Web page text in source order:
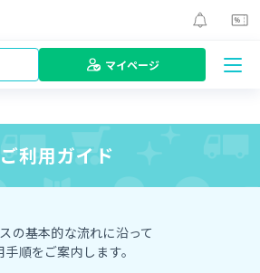
マイページ
ご利用ガイド
の基本的な流れに沿って
手順をご案内します。